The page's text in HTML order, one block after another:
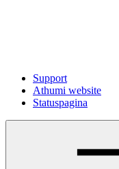
Support
Athumi website
Statuspagina